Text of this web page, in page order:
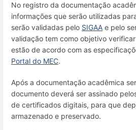
No registro da documentação
informações que serão utilizadas
serão validadas pelo SIGAA e pelo
validação tem como objetivo
estão de acordo com as
Portal do MEC.
Após a documentação acadêmica
documento deverá ser assinado
de certificados digitais, para que
armazenado e preservado.